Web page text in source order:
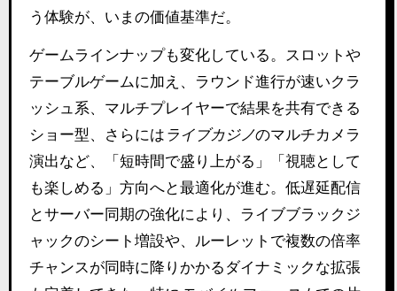
う体験が、いまの価値基準だ。
ゲームラインナップも変化している。スロットや
テーブルゲームに加え、ラウンド進行が速いクラ
ッシュ系、マルチプレイヤーで結果を共有できる
ショー型、さらには ライブカジノのマルチカメラ
演出など、「短時間で盛り上がる」「視聴として
も楽しめる」方向へと最適化が進む。低遅延配信
とサーバー同期の強化により、ライブブラックジ
ャックのシート増設や、ルーレットで複数の倍率
チャンスが同時に降りかかるダイナミックな拡張